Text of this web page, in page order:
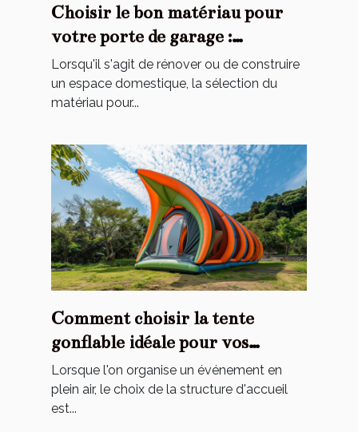
Choisir le bon matériau pour
votre porte de garage :
avantages et inconvénients
Lorsqu'il s'agit de rénover ou de construire
un espace domestique, la sélection du
matériau pour...
Comment choisir la tente
gonflable idéale pour vos
événements
Lorsque l'on organise un événement en
plein air, le choix de la structure d'accueil
est...